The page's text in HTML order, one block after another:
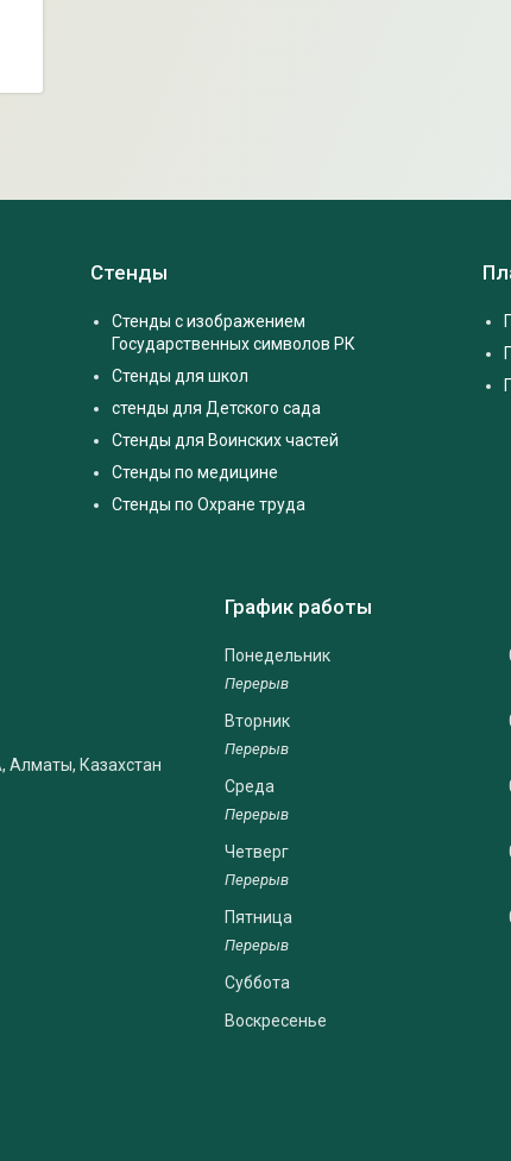
Стенды
Стенды с изображением
Государственных символов РК
Стенды для школ
стенды для Детского сада
Стенды для Воинских частей
Стенды по медицине
Стенды по Охране труда
Алматы, Казахстан
График работы
Понедельник
Вторник
Среда
Четверг
Пятница
Суббота
Воскресенье